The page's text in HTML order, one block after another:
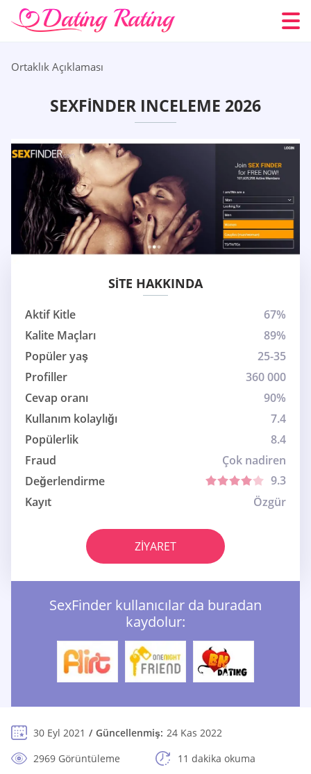
Ortaklık Açıklaması
SEXFINDER INCELEME 2026
SITE HAKKINDA
Aktif Kitle
67%
Kalite Maçları
89%
Popüler yaş
25-35
Profiller
360 000
Cevap oranı
90%
Kullanım kolaylığı
7.4
Popülerlik
8.4
Fraud
Çok nadiren
Değerlendirme
9.3
Kayıt
Özgür
ZIYARET
SexFinder kullanıcılar da buradan
kaydolur:
30 Eyl 2021 Güncellenmiş: 24 Kas 2022
2969 Görüntüleme
11 dakika okuma